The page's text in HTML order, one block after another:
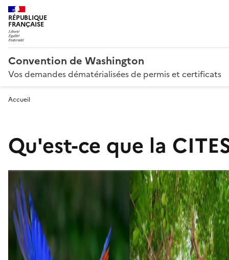
RÉPUBLIQUE
FRANÇAISE
Convention de Washington
Vos demandes dématérialisées de permis et certificats
Accueil
Qu'est-ce que la